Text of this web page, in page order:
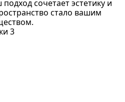
сочетает эстетику и
стало вашим